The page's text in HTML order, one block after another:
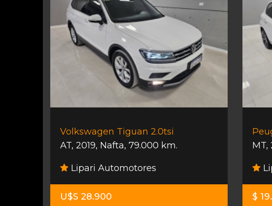
Volkswagen Tiguan 2.0tsi
AT, 2019, Nafta, 79.000 km.
Lipari Automotores
U$S 28.900
MT,
$